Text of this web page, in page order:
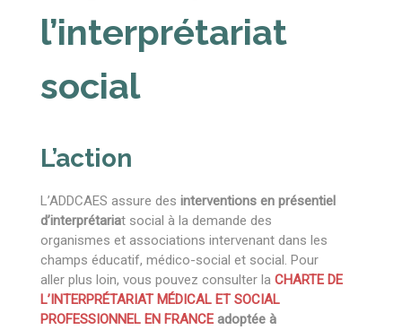
l’interprétariat
social
L’action
L’ADDCAES assure des interventions en présentiel
d’interprétariat social à la demande des
organismes et associations intervenant dans les
champs éducatif, médico-social et social. Pour
aller plus loin, vous pouvez consulter la CHARTE DE
L’INTERPRÉTARIAT MÉDICAL ET SOCIAL
PROFESSIONNEL EN FRANCE adoptée à